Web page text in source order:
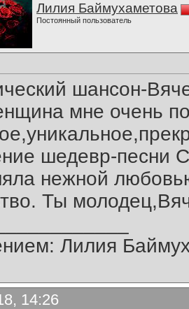
Лилия Баймухаметова
Постоянный пользователь
шансон-
мне очень
шедевр-
нежной
Ты
Лилия
14:26